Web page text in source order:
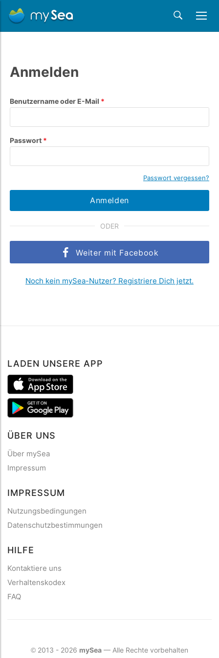
Anmelden
Benutzername oder E-Mail
Passwort
Passwort vergessen?
Anmelden
ODER
Weiter mit Facebook
Noch kein mySea-Nutzer? Registriere Dich jetzt.
LADEN UNSERE APP
ÜBER UNS
Über mySea
Impressum
IMPRESSUM
Nutzungsbedingungen
Datenschutzbestimmungen
HILFE
Kontaktiere uns
Verhaltenskodex
FAQ
© 2013 - 2026 mySea — Alle Rechte vorbehalten